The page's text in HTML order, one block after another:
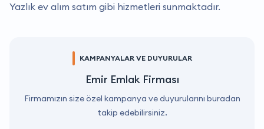
Yazlık ev alım satım gibi hizmetleri sunmaktadır.
KAMPANYALAR VE DUYURULAR
Emir Emlak Firması
Firmamızın size özel kampanya ve duyurularını buradan
takip edebilirsiniz.